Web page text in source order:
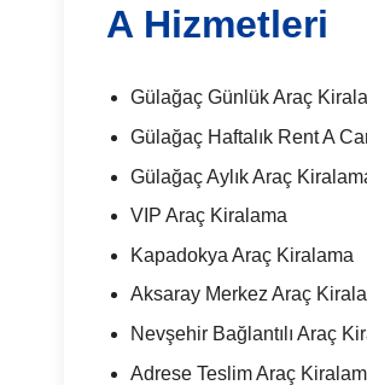
A Hizmetleri
Gülağaç Günlük Araç
Gülağaç Haftalık Rent A
Gülağaç Aylık Araç
VIP Araç Kiralama
Kapadokya Araç Kiralama
Aksaray Merkez Araç
Nevşehir Bağlantılı Araç
Adrese Teslim Araç